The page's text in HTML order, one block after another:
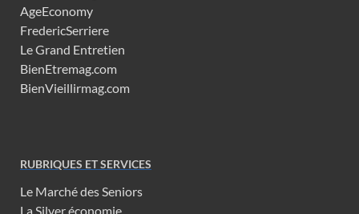
AgeEconomy
FredericSerriere
Le Grand Entretien
BienEtremag.com
BienVieillirmag.com
RUBRIQUES ET SERVICES
Le Marché des Seniors
La Silver économie